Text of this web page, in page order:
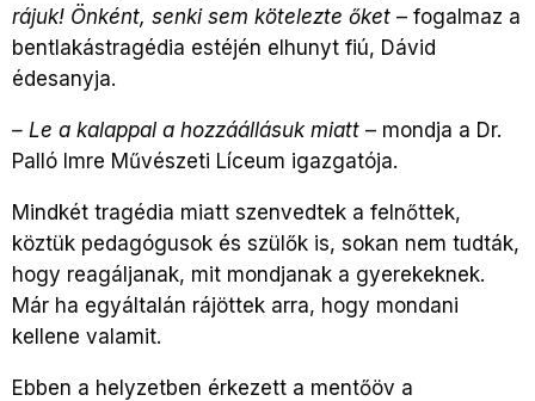
rájuk! Önként, senki sem kötelezte őket – fogalmaz a
bentlakástragédia estéjén elhunyt fiú, Dávid
édesanyja.
– Le a kalappal a hozzáállásuk miatt – mondja a Dr.
Palló Imre Művészeti Líceum igazgatója.
Mindkét tragédia miatt szenvedtek a felnőttek,
köztük pedagógusok és szülők is, sokan nem tudták,
hogy reagáljanak, mit mondjanak a gyerekeknek.
Már ha egyáltalán rájöttek arra, hogy mondani
kellene valamit.
Ebben a helyzetben érkezett a mentőöv a